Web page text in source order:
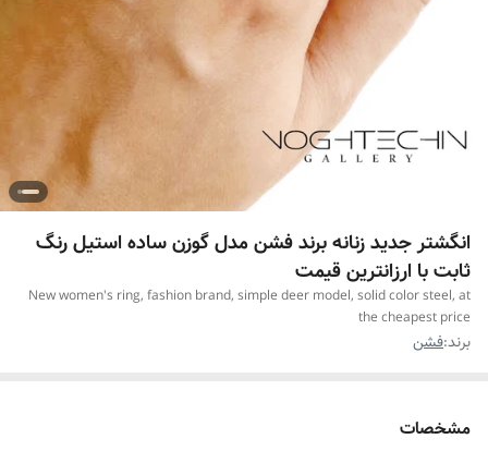
انگشتر جدید زنانه برند فشن مدل گوزن ساده استیل رنگ
ثابت با ارزانترین قیمت
New women's ring, fashion brand, simple deer model, solid color steel, at
the cheapest price
برند:فشن
مشخصات